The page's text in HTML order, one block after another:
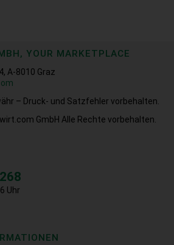
YOUR MARKETPLACE
A-8010 Graz
– Druck- und Satzfehler vorbehalten.
GmbH Alle Rechte vorbehalten.
Uhr